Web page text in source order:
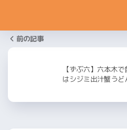
前の記事
【ずぶ六】六本木
はシジミ出汁蟹うど